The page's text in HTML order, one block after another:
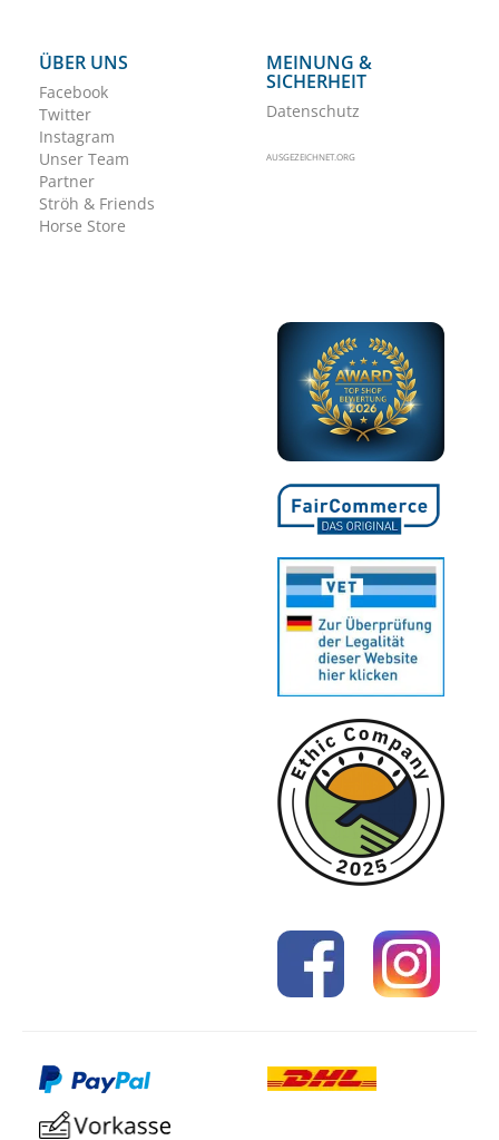
ÜBER UNS
Facebook
Twitter
Instagram
Unser Team
Partner
Ströh & Friends
Horse Store
MEINUNG &
SICHERHEIT
Datenschutz
AUSGEZEICHNET.ORG